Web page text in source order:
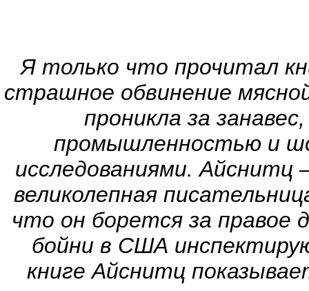
Я только что прочитал
страшное обвинение
проникла за
промышленностью и
исследованиями. Айснитц
великолепная
что он борется за правое
бойни в США
книге Айснитц